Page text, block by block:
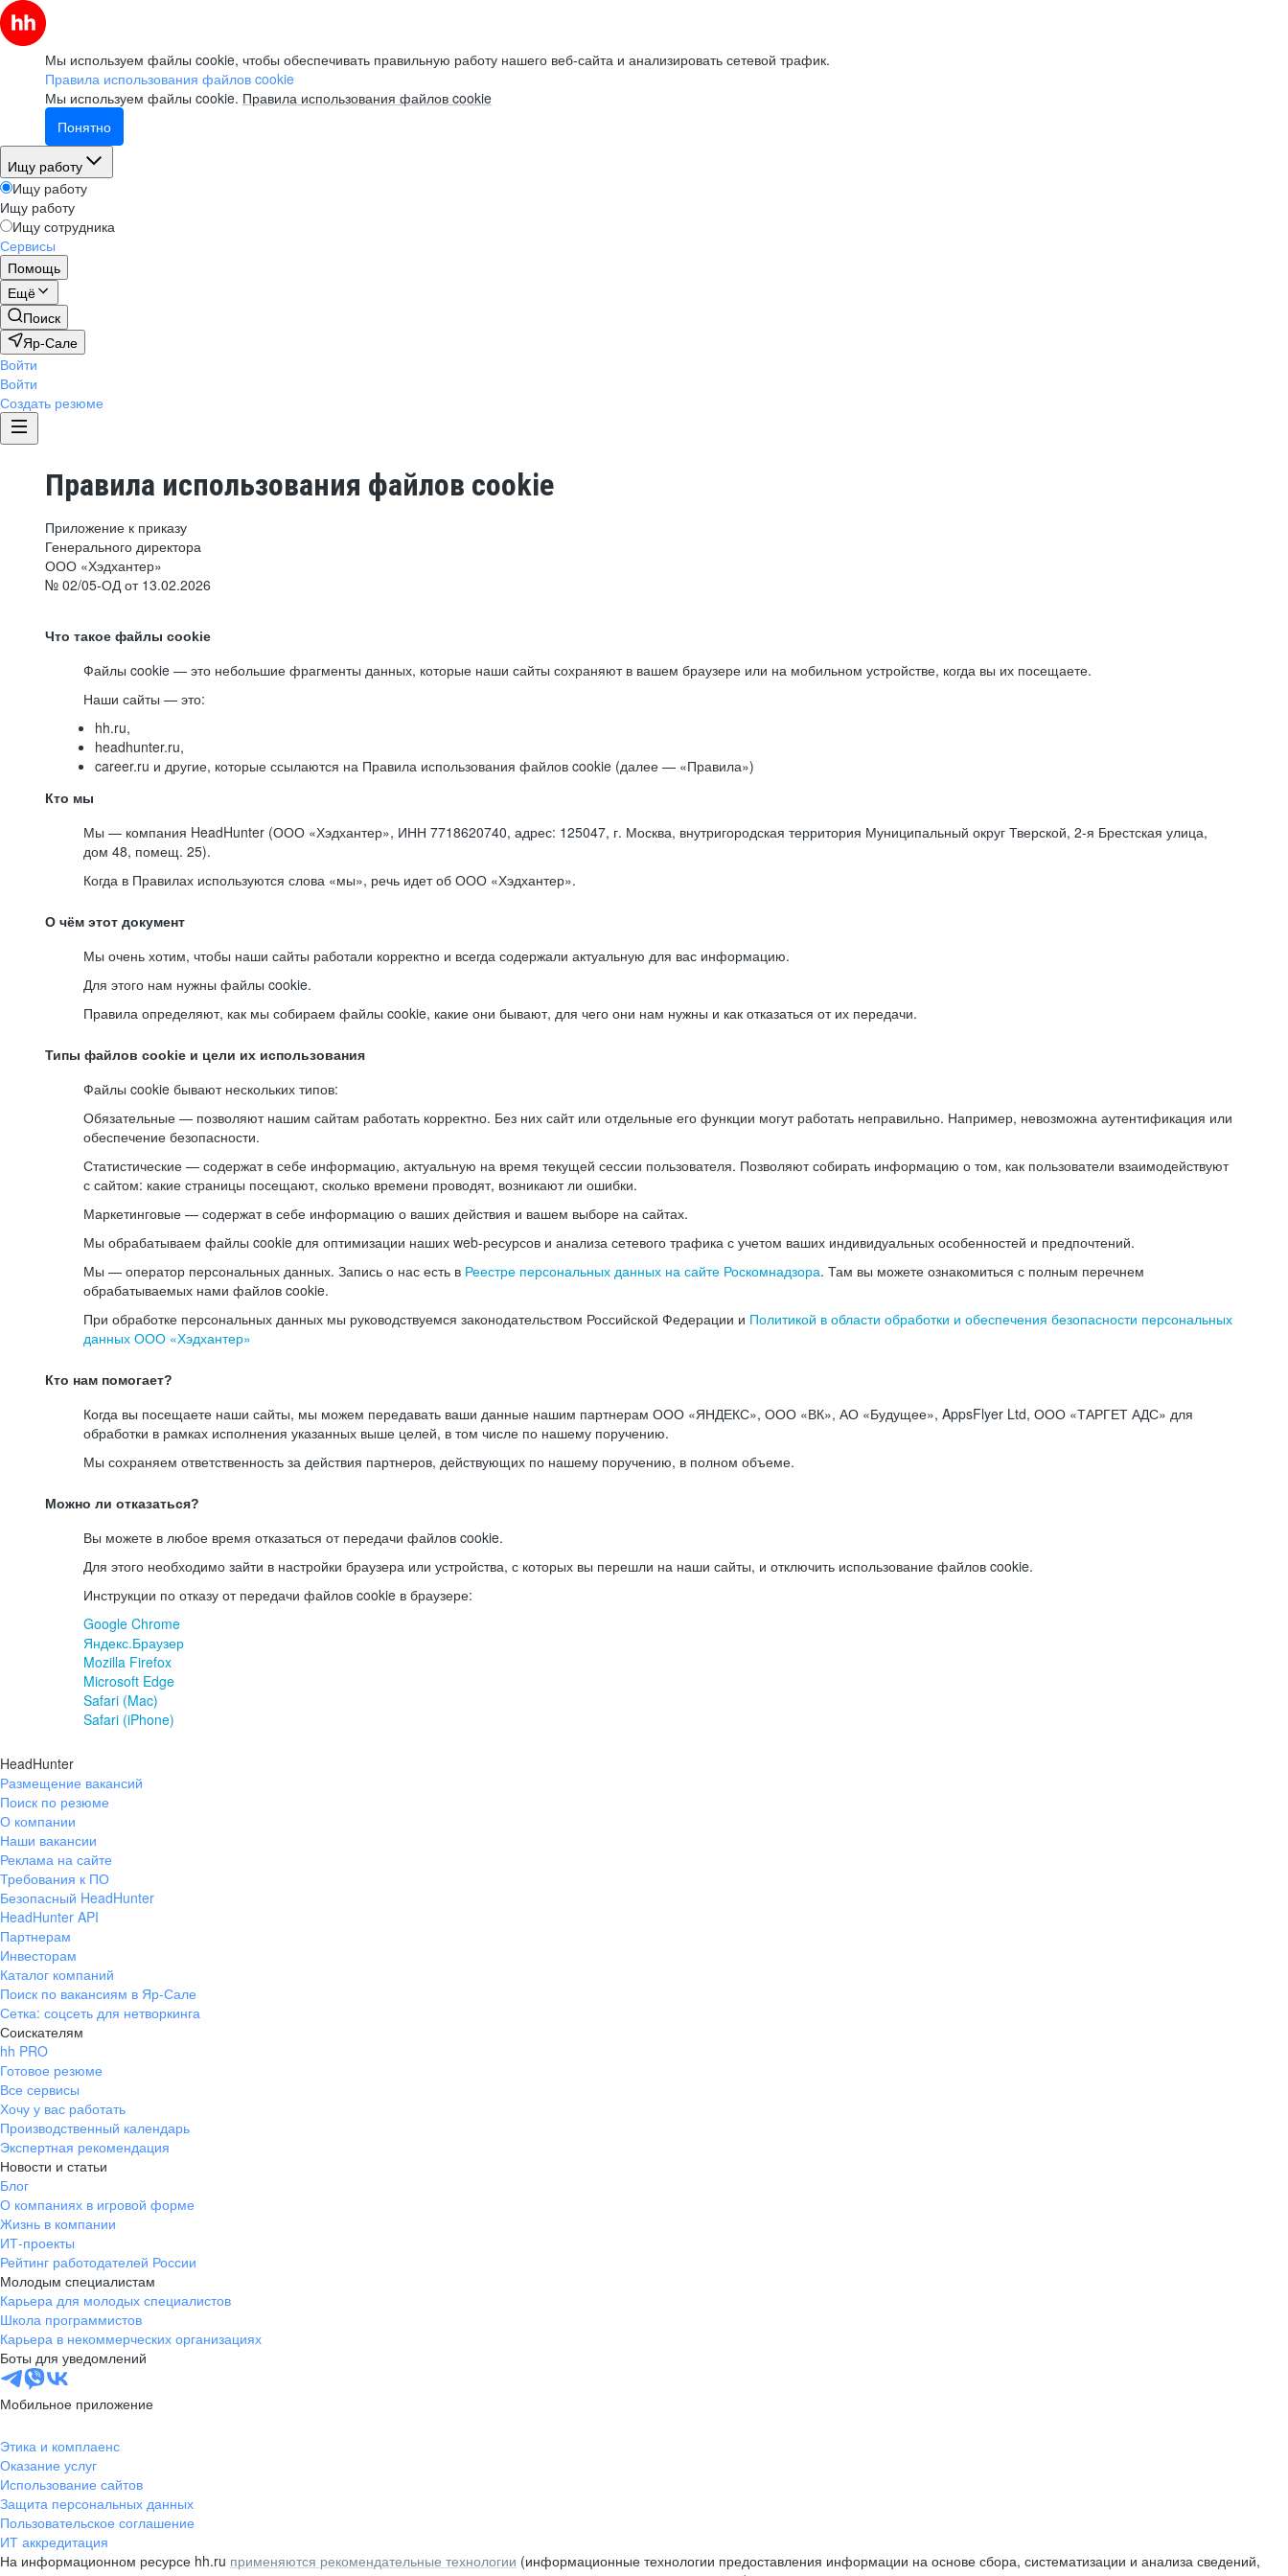
Мы используем файлы cookie, чтобы обеспечивать правильную работу нашего веб-сайта и анализировать сетевой трафик.
Правила использования файлов cookie
Мы используем файлы cookie. Правила использования файлов cookie
Понятно
Ищу работу
Ищу работу
Ищу работу
Ищу сотрудника
Сервисы
Помощь
Ещё
Поиск
Яр-Сале
Войти
Войти
Создать резюме
Правила использования файлов cookie
Приложение к приказу
Генерального директора
ООО «Хэдхантер»
№ 02/05-ОД от 13.02.2026
Что такое файлы cookie
Файлы cookie — это небольшие фрагменты данных, которые наши сайты сохраняют в вашем браузере или на мобильном устройстве, когда вы их посещаете.
Наши сайты — это:
hh.ru,
headhunter.ru,
career.ru и другие, которые ссылаются на Правила использования файлов cookie (далее — «Правила»)
Кто мы
Мы — компания HeadHunter (ООО «Хэдхантер», ИНН 7718620740, адрес: 125047, г. Москва, внутригородская территория Муниципальный округ Тверской, 2-я Брестская улица,
дом 48, помещ. 25).
Когда в Правилах используются слова «мы», речь идет об ООО «Хэдхантер».
О чём этот документ
Мы очень хотим, чтобы наши сайты работали корректно и всегда содержали актуальную для вас информацию.
Для этого нам нужны файлы cookie.
Правила определяют, как мы собираем файлы cookie, какие они бывают, для чего они нам нужны и как отказаться от их передачи.
Типы файлов cookie и цели их использования
Файлы cookie бывают нескольких типов:
Обязательные — позволяют нашим сайтам работать корректно. Без них сайт или отдельные его функции могут работать неправильно. Например, невозможна аутентификация или
обеспечение безопасности.
Статистические — содержат в себе информацию, актуальную на время текущей сессии пользователя. Позволяют собирать информацию о том, как пользователи взаимодействуют
с сайтом: какие страницы посещают, сколько времени проводят, возникают ли ошибки.
Маркетинговые — содержат в себе информацию о ваших действия и вашем выборе на сайтах.
Мы обрабатываем файлы cookie для оптимизации наших web-ресурсов и анализа сетевого трафика с учетом ваших индивидуальных особенностей и предпочтений.
Мы — оператор персональных данных. Запись о нас есть в Реестре персональных данных на сайте Роскомнадзора. Там вы можете ознакомиться с полным перечнем
обрабатываемых нами файлов cookie.
При обработке персональных данных мы руководствуемся законодательством Российской Федерации и Политикой в области обработки и обеспечения безопасности персональных
данных ООО «Хэдхантер»
Кто нам помогает?
Когда вы посещаете наши сайты, мы можем передавать ваши данные нашим партнерам ООО «ЯНДЕКС», ООО «ВК», АО «Будущее», AppsFlyer Ltd, ООО «ТАРГЕТ АДС» для
обработки в рамках исполнения указанных выше целей, в том числе по нашему поручению.
Мы сохраняем ответственность за действия партнеров, действующих по нашему поручению, в полном объеме.
Можно ли отказаться?
Вы можете в любое время отказаться от передачи файлов cookie.
Для этого необходимо зайти в настройки браузера или устройства, с которых вы перешли на наши сайты, и отключить использование файлов cookie.
Инструкции по отказу от передачи файлов cookie в браузере:
Google Chrome
Яндекс.Браузер
Mozilla Firefox
Microsoft Edge
Safari (Mac)
Safari (iPhone)
HeadHunter
Размещение вакансий
Поиск по резюме
О компании
Наши вакансии
Реклама на сайте
Требования к ПО
Безопасный HeadHunter
HeadHunter API
Партнерам
Инвесторам
Каталог компаний
Поиск по вакансиям в Яр-Сале
Сетка: соцсеть для нетворкинга
Соискателям
hh PRO
Готовое резюме
Все сервисы
Хочу у вас работать
Производственный календарь
Экспертная рекомендация
Новости и статьи
Блог
О компаниях в игровой форме
Жизнь в компании
ИТ-проекты
Рейтинг работодателей России
Молодым специалистам
Карьера для молодых специалистов
Школа программистов
Карьера в некоммерческих организациях
Боты для уведомлений
Мобильное приложение
Этика и комплаенс
Оказание услуг
Использование сайтов
Защита персональных данных
Пользовательское соглашение
ИТ аккредитация
На информационном ресурсе hh.ru применяются рекомендательные технологии (информационные технологии предоставления информации на основе сбора, систематизации и анализа сведений,